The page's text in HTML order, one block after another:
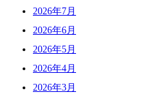
2026年7月
2026年6月
2026年5月
2026年4月
2026年3月